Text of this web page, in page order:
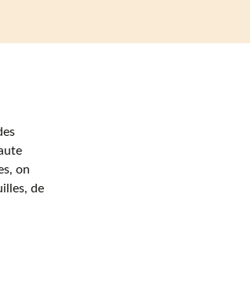
musées
céramique
on
de